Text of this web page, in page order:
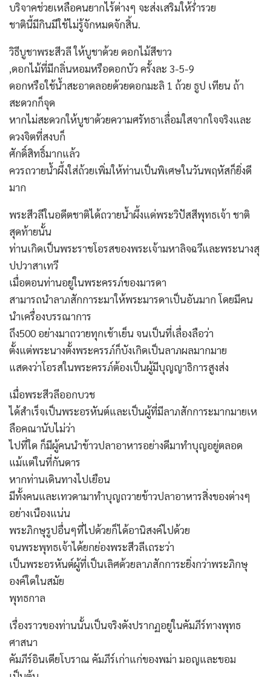
บริจาคช่วยเหลือคนยากไร้ต่างๆ จะส่งเสริมให้ร่ำรวย
ชาตินี้มีกินมีใช้ไม่รู้จักหมดจักสิ้น.
วิธีบูชาพระสีวลี ให้บูชาด้วย ดอกไม้สีขาว
,ดอกไม้ที่มีกลิ่นหอมหรือดอกบัว ครั้งละ 3-5-9
ดอกหรือใช้น้ำสะอาดลอยด้วยดอกมะลิ 1 ถ้วย ธูป เทียน ถ้า
สะดวกก็จุด
หากไม่สะดวกให้บูชาด้วยความศรัทธาเลื่อมใสจากใจจริงและ
ดวงจิตที่สงบก็
ศักดิ์สิทธิ์มากแล้ว
ควรถวายน้ำผึ้งใส่ถ้วยเพิ่มให้ท่านเป็นพิเศษในวันพฤหัสก็ยิ่งดี
มาก
พระสีวลีในอดีตชาติได้ถวายน้ำผึ้งแด่พระวิปัสสีพุทธเจ้า ชาติ
สุดท้ายนั้น
ท่านเกิดเป็นพระราชโอรสของพระเจ้ามหาลิจฉวีและพระนางสุ
ปปวาสาเทวี
เมื่อตอนท่านอยู่ในพระครรภ์ของมารดา
สามารถนำลาภสักการะมาให้พระมารดาเป็นอันมาก โดยมีคน
นำเครื่องบรรณาการ
ถึง500 อย่างมาถวายทุกเช้าเย็น จนเป็นที่เลื่องลือว่า
ตั้งแต่พระนางตั้งพระครรภ์ก็บังเกิดเป็นลาภผลมากมาย
แสดงว่าโอรสในพระครรภ์ต้องเป็นผู้มีบุญญาธิการสูงส่ง
เมื่อพระสีวลีออกบวช
ได้สำเร็จเป็นพระอรหันต์และเป็นผู้ที่มีลาภสักการะมากมายเห
ลือคณานับไม่ว่า
ไปที่ใด ก็มีผู้คนนำข้าวปลาอาหารอย่างดีมาทำบุญอยู่ตลอด
แม้แต่ในที่กันดาร
หากท่านเดินทางไปเยือน
มีทั้งคนและเทวดามาทำบุญถวายข้าวปลาอาหารสิ่งของต่างๆ
อย่างเนืองแน่น
พระภิกษุรูปอื่นๆที่ไปด้วยก็ได้อานิสงค์ไปด้วย
จนพระพุทธเจ้าได้ยกย่องพระสีวลีเถระว่า
เป็นพระอรหันต์ผู้ที่เป็นเลิศด้วยลาภสักการะยิ่งกว่าพระภิกษุ
องค์ใดในสมัย
พุทธกาล
เรื่องราวของท่านนั้นเป็นจริงดังปรากฏอยู่ในคัมภีร์ทางพุทธ
ศาสนา
คัมภีร์อินเดียโบราณ คัมภีร์เก่าแก่ของพม่า มอญและขอม